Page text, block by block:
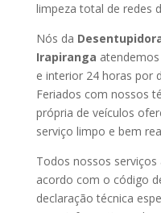
limpeza total de redes
Nós da
Irapiranga
e interior 24 horas por
Feriados com nossos
própria de veículos
serviço limpo e bem
Todos nossos
acordo com o código
declaração técnica